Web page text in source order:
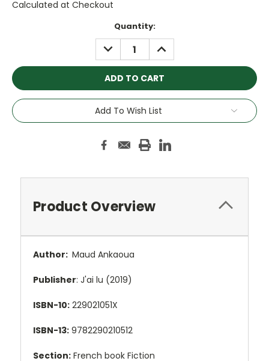
Calculated at Checkout
Quantity:
DECREASE
QUANTITY:
INCREASE
QUANTITY:
Add To Wish List
Product Overview
Author: Maud Ankaoua
Publisher: J'ai lu (2019)
ISBN-10: 229021051X
ISBN-13: 9782290210512
Section: French book Fiction